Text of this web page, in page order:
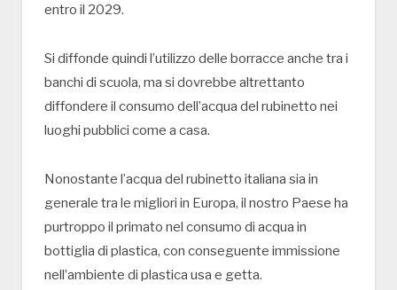
entro il 2029.
Si diffonde quindi l’utilizzo delle borracce anche tra i
banchi di scuola, ma si dovrebbe altrettanto
diffondere il consumo dell’acqua del rubinetto nei
luoghi pubblici come a casa.
Nonostante l’acqua del rubinetto italiana sia in
generale tra le migliori in Europa, il nostro Paese ha
purtroppo il primato nel consumo di acqua in
bottiglia di plastica, con conseguente immissione
nell’ambiente di plastica usa e getta.